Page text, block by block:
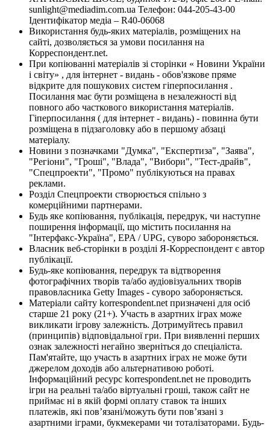
sunlight@mediadim.com.ua Телефон: 044-205-43-00
Ідентифікатор медіа – R40-06068
Використання будь-яких матеріалів, розміщених на
сайті, дозволяється за умови посилання на
Корреспондент.net.
При копіюванні матеріалів зі сторінки « Новини України
і світу» , для інтернет - видань - обов'язкове пряме
відкрите для пошукових систем гіперпосилання .
Посилання має бути розміщена в незалежності від
повного або часткового використання матеріалів.
Гіперпосилання ( для інтернет - видань) - повинна бути
розміщена в підзаголовку або в першому абзаці
матеріалу.
Новини з позначками "Думка", "Експертиза", "Заява",
"Регіони", "Гроші", "Влада", "Вибори", "Тест-драйв",
"Спецпроекти", "Промо" публікуються на правах
реклами.
Розділ Спецпроекти створюється спільно з
комерційними партнерами.
Будь яке копіювання, публікація, передрук, чи наступне
поширення інформації, що містить посилання на
"Інтерфакс-Україна", EPA / UPG, суворо забороняється.
Власник веб-сторінки в розділі Я-Корреспондент є автор
публікації.
Будь-яке копіювання, передрук та відтворення
фотографічних творів та/або аудіовізуальних творів
правовласника Getty Images - суворо забороняється.
Матеріали сайту korrespondent.net призначені для осіб
старше 21 року (21+). Участь в азартних іграх може
викликати ігрову залежність. Дотримуйтесь правил
(принципів) відповідальної гри. При виявленні перших
ознак залежності негайно зверніться до спеціаліста.
Пам'ятайте, що участь в азартних іграх не може бути
джерелом доходів або альтернативою роботі.
Інформаційний ресурс korrespondent.net не проводить
ігри на реальні та/або віртуальні гроші, також сайт не
приймає ні в якій формі оплату ставок та інших
платежів, які пов’язані/можуть бути пов’язані з
азартними іграми, букмекерами чи тоталізаторами. Будь-